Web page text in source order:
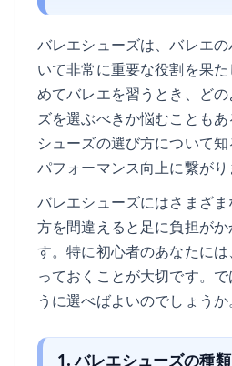
バレエシューズは、バレエ
いて非常に重要な役割を果
めてバレエを習うとき、ど
ズを選ぶべきか悩むことも
シューズの選び方について
パフォーマンス向上に繋がり
バレエシューズにはさまざ
方を間違えると足に負担が
す。特に初心者のあなたに
っておくことが大切です。
うに選べばよいのでしょうか。
1. バレエシューズの種